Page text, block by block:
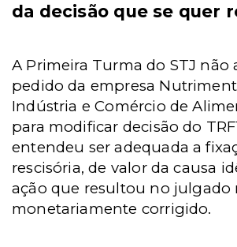
da decisão que se quer
A Primeira Turma do STJ não
pedido da empresa
Indústria e Comércio de
para modificar decisão do
entendeu ser adequada a
rescisória, de valor da causa
ação que resultou no julgado
monetariamente corrigido.